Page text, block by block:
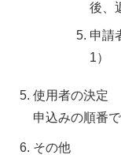
後、
申請
1）
使用者の決定
申込みの順番
その他